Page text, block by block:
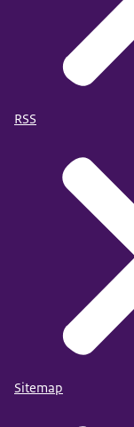
RSS
Sitemap